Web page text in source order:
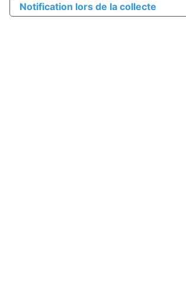
Notification lors de la collecte